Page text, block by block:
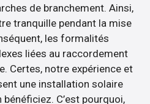
de branchement. Ainsi,
tranquille pendant la mise
les formalités
liées au raccordement
Certes, notre expérience et
une installation solaire
C’est pourquoi,